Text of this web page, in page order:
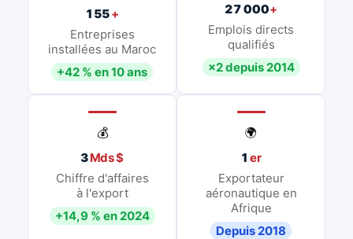
155+
Entreprises
installées au Maroc
+42 % en 10 ans
27 000+
Emplois directs
qualifiés
×2 depuis 2014
💰
3Mds $
Chiffre d'affaires
à l'export
+14,9 % en 2024
🌍
1 er
Exportateur
aéronautique en
Afrique
Depuis 2018